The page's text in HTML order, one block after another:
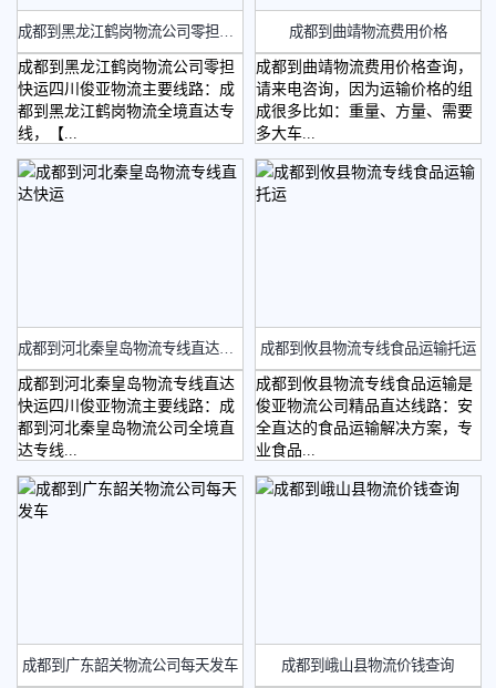
绵阳物流
轿车托运
省外物流
成都到黑龙江鹤岗物流公司零担
快运四川俊亚物流主要线路：成
都到黑龙江鹤岗物流全境直达专
线，【...
成都到曲靖物流费用价格
成都到曲靖物流费用价格查询，
请来电咨询，因为运输价格的组
成很多比如：重量、方量、需要
多大车...
成都到河北秦皇岛物流专线直达
快运四川俊亚物流主要线路：成
都到河北秦皇岛物流公司全境直
达专线...
成都到攸县物流专线食品运输托运
成都到攸县物流专线食品运输是
俊亚物流公司精品直达线路：安
全直达的食品运输解决方案，专
业食品...
​成都到广东韶关物流公司每天发车 成都到峨山县物流价钱查询